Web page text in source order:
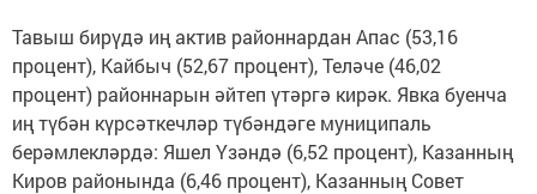
Тавыш бирүдә иң актив районнардан Апас (53,16
процент), Кайбыч (52,67 процент), Теләче (46,02
процент) районнарын әйтеп үтәргә кирәк. Явка буенча
иң түбән күрсәткечләр түбәндәге муниципаль
берәмлекләрдә: Яшел Үзәндә (6,52 процент), Казанның
Киров районында (6,46 процент), Казанның Совет